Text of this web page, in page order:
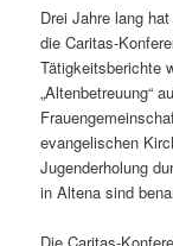
Drei Jahre lang
die Caritas-
Tätigkeitsberichte
„Altenbetreuung“
evangelischen
Jugenderholung
in Altena sind